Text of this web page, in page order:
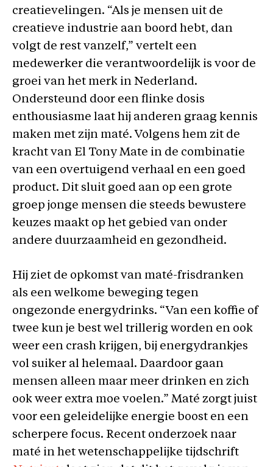
creatievelingen. “Als je mensen uit de
creatieve industrie aan boord hebt, dan
volgt de rest vanzelf,” vertelt een
medewerker die verantwoordelijk is voor de
groei van het merk in Nederland.
Ondersteund door een flinke dosis
enthousiasme laat hij anderen graag kennis
maken met zijn maté. Volgens hem zit de
kracht van El Tony Mate in de combinatie
van een overtuigend verhaal en een goed
product. Dit sluit goed aan op een grote
groep jonge mensen die steeds bewustere
keuzes maakt op het gebied van onder
andere duurzaamheid en gezondheid.
Hij ziet de opkomst van maté-frisdranken
als een welkome beweging tegen
ongezonde energydrinks. “Van een koffie of
twee kun je best wel trillerig worden en ook
weer een crash krijgen, bij energydrankjes
vol suiker al helemaal. Daardoor gaan
mensen alleen maar meer drinken en zich
ook weer extra moe voelen.” Maté zorgt juist
voor een geleidelijke energie boost en een
scherpere focus. Recent onderzoek naar
maté in het wetenschappelijke tijdschrift